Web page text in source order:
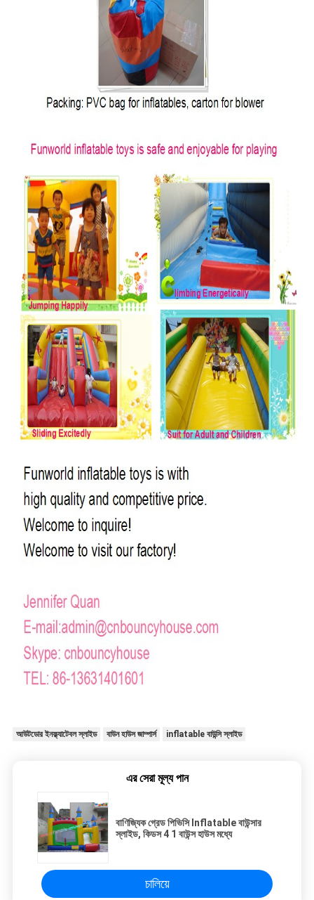
আউটডোর ইনফ্ল্যাটেবল স্লাইড বাউন হাউস জাম্পার্স inflatable বাউন্সি স্লাইড
এর সেরা মূল্য পান
বাণিজ্যিক গ্রেড পিভিসি Inflatable বাউন্সার
স্লাইড, কিডস 4 1 বাউন্স হাউস মধ্যে
চালিয়ে